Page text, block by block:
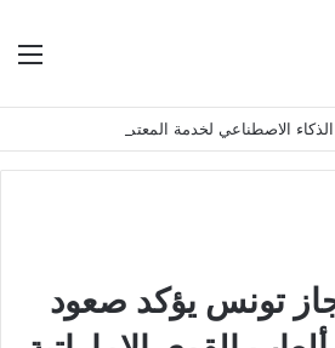
تونس يؤكد صعود